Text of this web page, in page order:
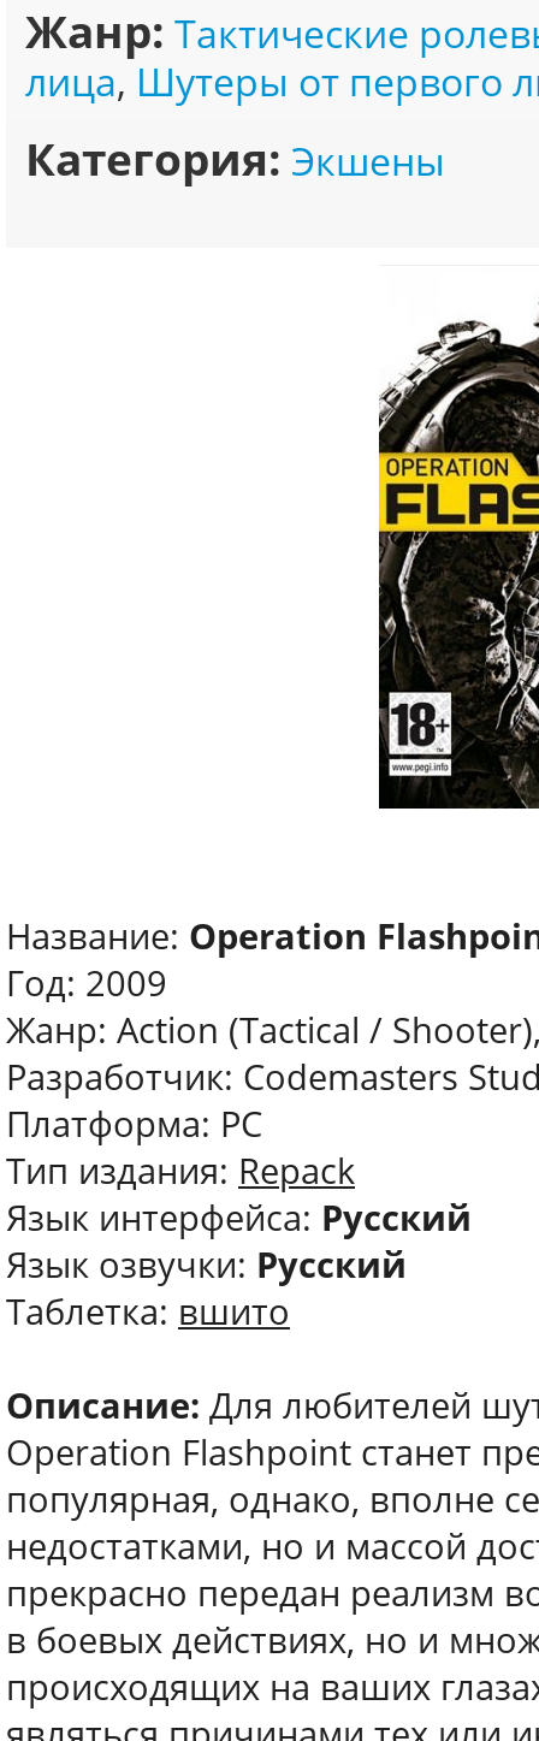
Жанр: Тактические
лица, Шутеры от первого
Категория: Экшены
Название: Operation
Год: 2009
Жанр: Action (Tactical /
Разработчик: Codemasters
Платформа: PC
Тип издания: Repack
Язык интерфейса: Русский
Язык озвучки: Русский
Таблетка: вшито
Описание: Для любителей
Operation Flashpoint станет
популярная, однако, вполне
недостатками, но и массой
прекрасно передан реализм
в боевых действиях, но и
происходящих на ваших